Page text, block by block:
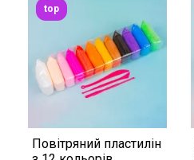
Повітряний пластилін
top